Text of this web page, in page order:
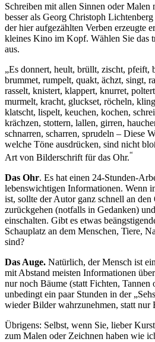
Schreiben mit allen Sinnen oder Malen
besser als Georg Christoph
der hier aufgezählten Verben erzeugte
kleines Kino im Kopf. Wählen Sie das
aus.
„Es donnert, heult, brüllt, zischt, pfeift,
brummet, rumpelt, quakt, ächzt, singt,
rasselt, knistert, klappert, knurret,
murmelt, kracht, gluckset, röcheln,
klatscht, lispelt, keuchen, kochen,
krächzen, stottern, lallen, girren,
schnarren, scharren, sprudeln – Diese
welche Töne ausdrücken, sind nicht
Art von Bilderschrift für das Ohr.“
Das Ohr. Es hat einen 24-Stunden-
lebenswichtigen Informationen. Wenn
ist, sollte der Autor ganz schnell an den
zurückgehen (notfalls in Gedanken)
einschalten. Gibt es etwas
Schauplatz an dem Menschen, Tiere,
sind?
Das Auge. Natürlich, der Mensch ist
mit Abstand meisten Informationen
nur noch Bäume (statt Fichten, Tannen
unbedingt ein paar Stunden in der
wieder Bilder wahrzunehmen, statt nur
Übrigens: Selbst, wenn Sie, lieber
zum Malen oder Zeichnen haben wie